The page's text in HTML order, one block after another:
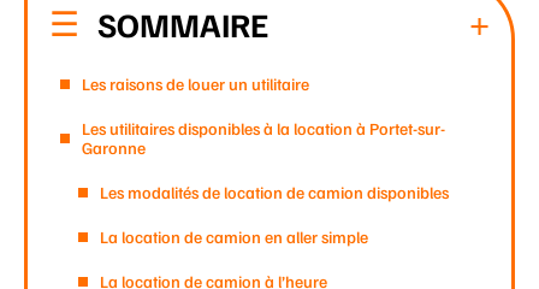
SOMMAIRE
Les raisons de louer un utilitaire
Les utilitaires disponibles à la location à Portet-sur-
Garonne
Les modalités de location de camion disponibles
La location de camion en aller simple
La location de camion à l’heure